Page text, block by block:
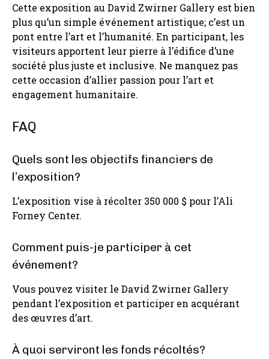
Cette exposition au David Zwirner Gallery est bien
plus qu’un simple événement artistique; c’est un
pont entre l’art et l’humanité. En participant, les
visiteurs apportent leur pierre à l’édifice d’une
société plus juste et inclusive. Ne manquez pas
cette occasion d’allier passion pour l’art et
engagement humanitaire.
FAQ
Quels sont les objectifs financiers de
l’exposition?
L’exposition vise à récolter 350 000 $ pour l’Ali
Forney Center.
Comment puis-je participer à cet
événement?
Vous pouvez visiter le David Zwirner Gallery
pendant l’exposition et participer en acquérant
des œuvres d’art.
À quoi serviront les fonds récoltés?